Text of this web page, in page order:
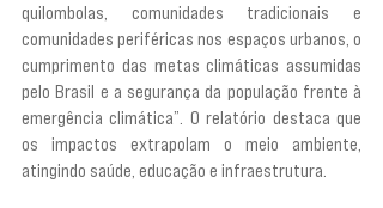
quilombolas, comunidades tradicionais e
comunidades periféricas nos espaços urbanos, o
cumprimento das metas climáticas assumidas
pelo Brasil e a segurança da população frente à
emergência climática”. O relatório destaca que
os impactos extrapolam o meio ambiente,
atingindo saúde, educação e infraestrutura.